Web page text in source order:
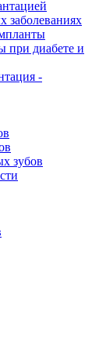
при диабете и
-
зубов